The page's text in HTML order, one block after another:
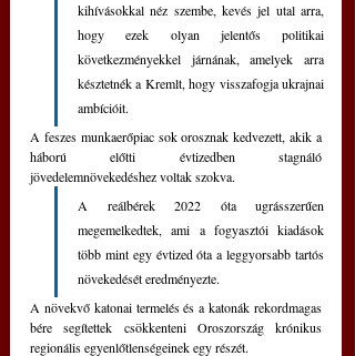
kihívásokkal néz szembe, kevés jel utal arra,
hogy ezek olyan jelentős politikai
következményekkel járnának, amelyek arra
késztetnék a Kremlt, hogy visszafogja ukrajnai
ambícióit.
A feszes munkaerőpiac sok orosznak kedvezett, akik a
háború előtti évtizedben stagnáló
jövedelemnövekedéshez voltak szokva.
A reálbérek 2022 óta ugrásszerűen
megemelkedtek, ami a fogyasztói kiadások
több mint egy évtized óta a leggyorsabb tartós
növekedését eredményezte.
A növekvő katonai termelés és a katonák rekordmagas
bére segítettek csökkenteni Oroszország krónikus
regionális egyenlőtlenségeinek egy részét.